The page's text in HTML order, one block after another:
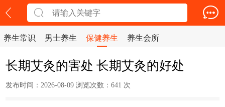
养生常识 男士养生 保健养生 养生会所
长期艾灸的害处 长期艾灸的好处
发布时间：2026-08-09 浏览次数：641 次